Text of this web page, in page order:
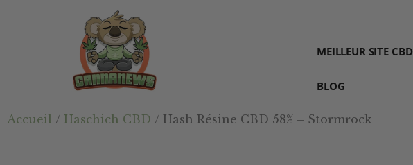
Cannanews.fr
MEILLEUR SITE CBD
BLOG
Accueil / Haschich CBD / Hash Résine CBD 58% – Stormrock